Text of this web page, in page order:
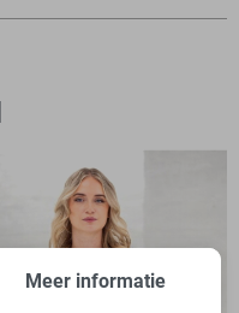
Meer informatie